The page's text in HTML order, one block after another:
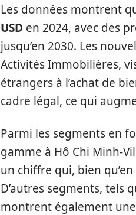
Les données montrent
USD en 2024, avec des
jusqu’en 2030. Les
Activités Immobilières,
étrangers à l’achat de
cadre légal, ce qui
Parmi les segments en
gamme à Hô Chi Minh-
un chiffre qui, bien
D’autres segments, tels
montrent également